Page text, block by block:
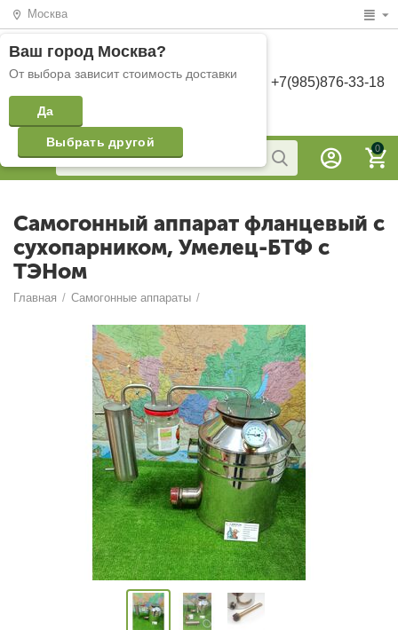
Москва
Ваш город Москва?
От выбора зависит стоимость доставки
Да
Выбрать другой
+7(985)876-33-18
0
Самогонный аппарат фланцевый c
сухопарником, Умелец-БТФ с
ТЭНом
Главная / Самогонные аппараты /